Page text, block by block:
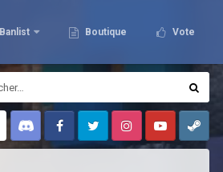
Banlist Boutique Vote
Discord FacebookTwitter InstagramYoutubeSteam